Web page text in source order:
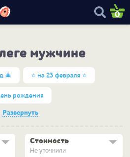
0
мужчине
🎄 ⭐ на 23 февраля ⭐
рождения
Развернуть
Стоимость
Не уточнили